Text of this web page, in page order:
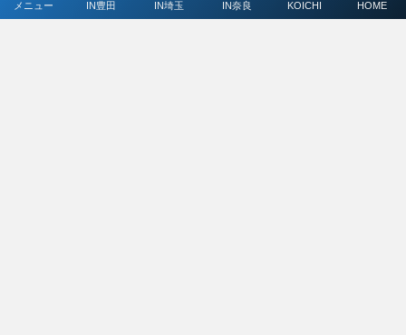
メニュー IN豊田 IN埼玉 IN奈良 KOICHI HOME